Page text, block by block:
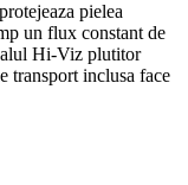
pielea
un flux constant de
Hi-Viz plutitor
transport inclusa face